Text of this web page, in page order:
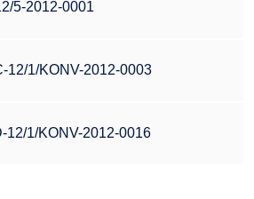
Lehetőségek
5-2012-0001
12/1/KONV-2012-0003
12/1/KONV-2012-0016